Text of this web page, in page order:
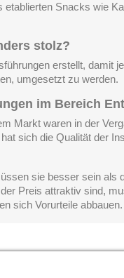
Snacks wie
stolz?
erstellt, damit
umgesetzt zu werden.
im Bereich
Markt waren in der
sich die Qualität der
sie besser sein
Preis attraktiv sind,
sich Vorurteile